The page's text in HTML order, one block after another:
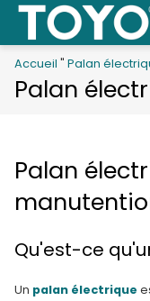
Skip
content
Palan
Accueil " Palan
Palan
Qu'est-ce
Un palan électrique